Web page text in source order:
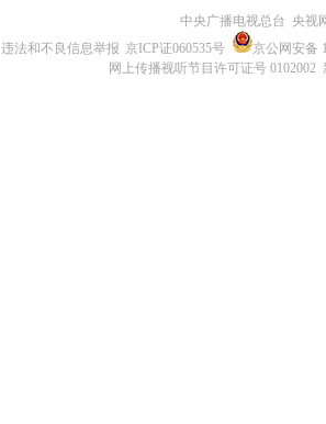
中央广播电视总台 央视
违法和不良信息举报 京ICP证060535号
京公网安备
网上传播视听节目许可证号 0102002